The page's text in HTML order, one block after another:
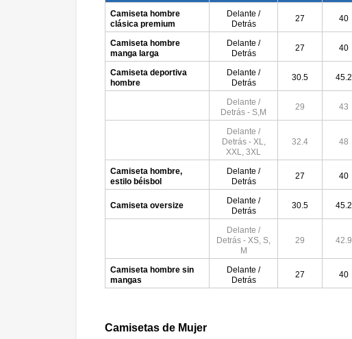
Camiseta hombre
clásica premium
Delante /
Detrás
27 40
Camiseta hombre
manga larga
Delante /
Detrás
27 40
Camiseta deportiva
hombre
Delante /
Detrás
30.5 45.2
Delante /
Detrás - S,M
29 43
Delante /
Detrás - XL,
XXL, 3XL
32.4 48
Camiseta hombre,
estilo béisbol
Delante /
Detrás
27 40
Camiseta oversize
Delante /
Detrás
30.5 45.2
Delante /
Detrás - XS, S,
M
29 42.9
Camiseta hombre sin
mangas
Delante /
Detrás
27 40
Camisetas de Mujer